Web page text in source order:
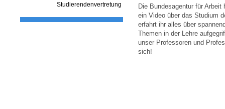
Studierendenvertretung
Die Bundesagentur für
ein Video über das Studium
erfahrt ihr alles über
Themen in der Lehre
unser Professoren und
sich!